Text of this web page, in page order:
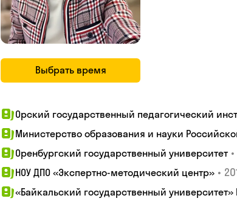
Выбрать время
Орский государственный педагогический
Министерство образования и науки
Оренбургский государственный университет •
НОУ ДПО «Экспертно-методический центр» •
«Байкальский государственный